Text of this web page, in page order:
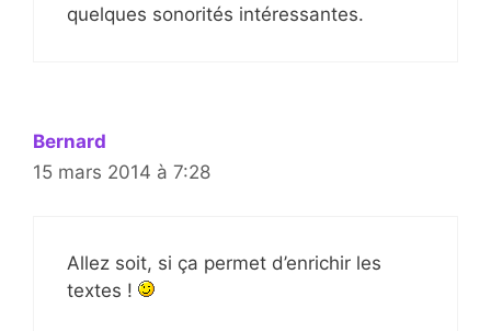
quelques sonorités intéressantes.
Bernard
15 mars 2014 à 7:28
Allez soit, si ça permet d’enrichir les
textes !